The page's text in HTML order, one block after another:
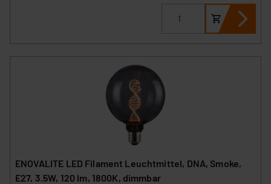
ENOVALITE LED Filament Leuchtmittel, DNA, Smoke,
E27, 3.5W, 120 lm, 1800K, dimmbar